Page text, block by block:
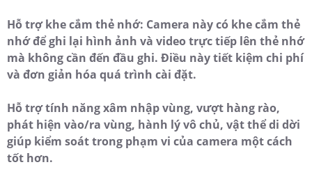
Hỗ trợ khe cắm thẻ nhớ: Camera này có khe cắm thẻ
nhớ để ghi lại hình ảnh và video trực tiếp lên thẻ nhớ
mà không cần đến đầu ghi. Điều này tiết kiệm chi phí
và đơn giản hóa quá trình cài đặt.
Hỗ trợ tính năng xâm nhập vùng, vượt hàng rào,
phát hiện vào/ra vùng, hành lý vô chủ, vật thể di dời
giúp kiểm soát trong phạm vi của camera một cách
tốt hơn.